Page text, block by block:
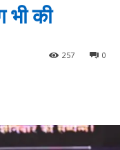
भी की
0
257